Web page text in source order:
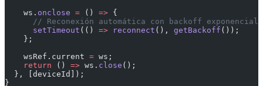
    ws.
onclose = () => {
      // Reconexión automática con backoff exponencial
      setTimeout
(() => reconnect (), getBackoff ());
    };
    wsRef.current
= ws;
    return
() => ws. close ();
  }, [deviceId]);
}